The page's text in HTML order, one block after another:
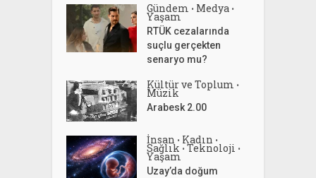
Gündem • Medya •
Yaşam
RTÜK cezalarında
suçlu gerçekten
senaryo mu?
Kültür ve Toplum •
Müzik
Arabesk 2.00
İnsan • Kadın •
Sağlık • Teknoloji •
Yaşam
Uzay’da doğum